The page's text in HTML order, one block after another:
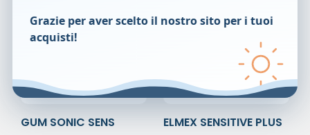
GUM SONIC SENS
ELMEX SENSITIVE PLUS
Grazie per aver scelto il nostro sito per i tuoi
acquisti!